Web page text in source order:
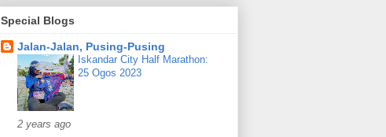
Special Blogs
Jalan-Jalan, Pusing-Pusing
Iskandar City Half Marathon:
25 Ogos 2023
2 years ago